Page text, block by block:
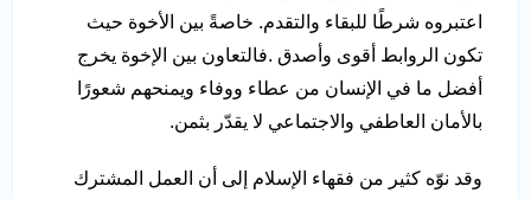
اعتبروه شرطًا للبقاء والتقدم. خاصةً بين الأخوة حيث
تكون الروابط أقوى وأصدق .فالتعاون بين الإخوة يخرج
أفضل ما في الإنسان من عطاء ووفاء ويمنحهم شعورًا
بالأمان العاطفي والاجتماعي لا يقدّر بثمن.
وقد نوّه كثير من فقهاء الإسلام إلى أن العمل المشترك